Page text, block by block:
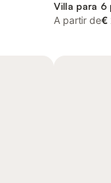
Villa para 6
A partir de€